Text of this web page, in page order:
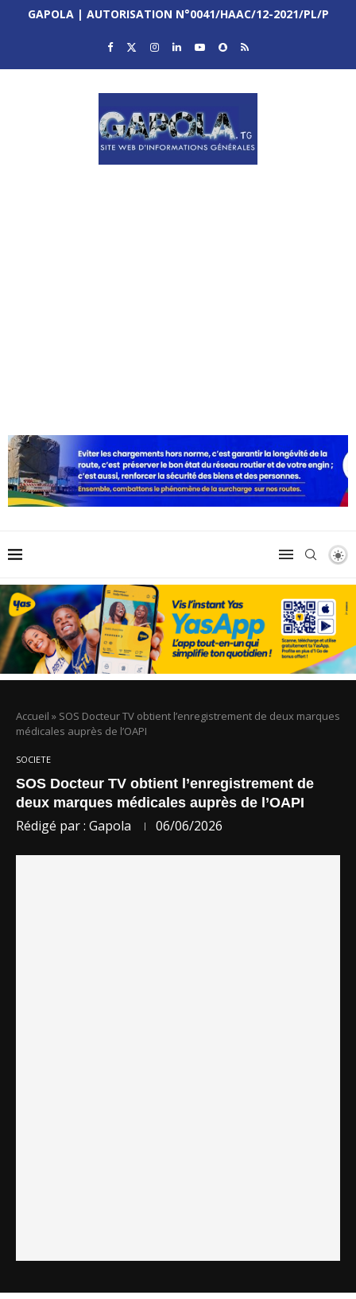
GAPOLA | AUTORISATION N°0041/HAAC/12-2021/PL/P
Accueil » SOS Docteur TV obtient l’enregistrement de deux marques
médicales auprès de l’OAPI
SOCIETE
SOS Docteur TV obtient l’enregistrement de
deux marques médicales auprès de l’OAPI
Rédigé par : Gapola 06/06/2026